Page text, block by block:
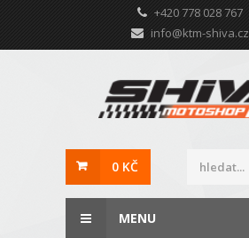
+420 778 028 767
info@ktm-shiva.cz
0 KČ
MENU